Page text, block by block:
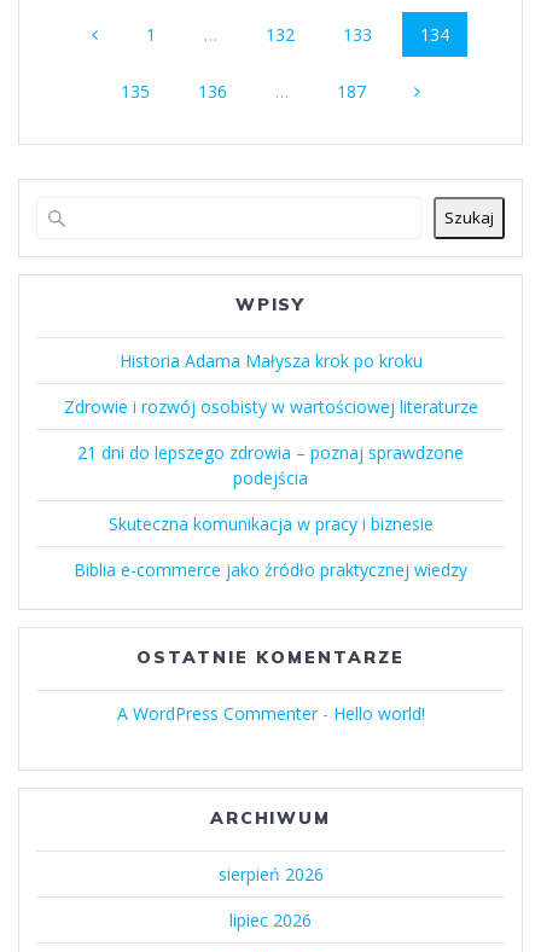
wpisach
Strona
1 … Strona
132 Strona
133 Strona
134
Strona
135 Strona
136 … Strona
187
Szukaj
WPISY
Historia Adama Małysza krok po kroku
Zdrowie i rozwój osobisty w wartościowej literaturze
21 dni do lepszego zdrowia – poznaj sprawdzone
podejścia
Skuteczna komunikacja w pracy i biznesie
Biblia e-commerce jako źródło praktycznej wiedzy
OSTATNIE KOMENTARZE
A WordPress Commenter- Hello world!
ARCHIWUM
sierpień 2026
lipiec 2026